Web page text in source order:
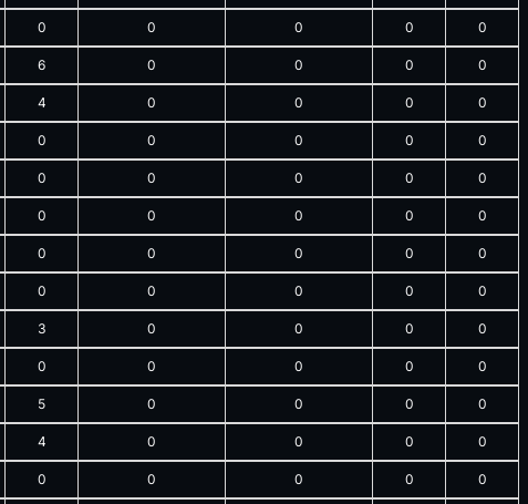
0 0 0 0 0
6 0 0 0 0
4 0 0 0 0
0 0 0 0 0
0 0 0 0 0
0 0 0 0 0
0 0 0 0 0
0 0 0 0 0
3 0 0 0 0
0 0 0 0 0
5 0 0 0 0
4 0 0 0 0
0 0 0 0 0